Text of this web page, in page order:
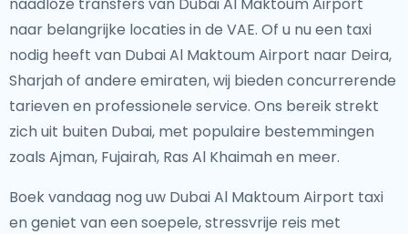
naar belangrijke locaties in de VAE. Of u nu een taxi
nodig heeft van Dubai Al Maktoum Airport naar Deira,
Sharjah of andere emiraten, wij bieden concurrerende
tarieven en professionele service. Ons bereik strekt
zich uit buiten Dubai, met populaire bestemmingen
zoals Ajman, Fujairah, Ras Al Khaimah en meer.
Boek vandaag nog uw Dubai Al Maktoum Airport taxi
en geniet van een soepele, stressvrije reis met